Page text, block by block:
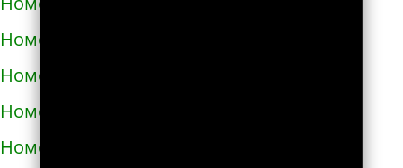
Номера телефонов такси в Армянске
Номера телефонов такси в Арсеньеве
Номера телефонов такси в Арске
Номера телефонов такси в Артеме